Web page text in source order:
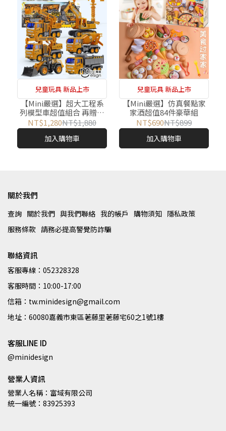
兒童玩具 新品上市
【Mini嚴選】超大工程系
列模型車超值組合 再贈小
車6台
NT$1,280NT$1,880
加入購物車
兒童玩具 新品上市
【Mini嚴選】仿真餐點家
家酒超值84件豪華組
NT$690NT$899
加入購物車
關於我們
查詢 關於我們 與我們聯絡 我的帳戶 購物須知 隱私政策
服務條款 請務必提高警覺防詐騙
聯絡資訊
客服專線：052328328
客服時間：10:00-17:00
信箱：tw.minidesign@gmail.com
地址：60080嘉義市東區荖藤里荖藤宅60之1號1樓
客服LINE ID
@minidesign
營業人資訊
營業人名稱：富域有限公司
統一編號：83925393